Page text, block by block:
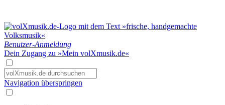
Benutzer-Anmeldung
Dein Zugang zu »Mein volXmusik.de«
Navigation überspringen